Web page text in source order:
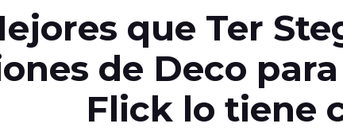
que Ter
de Deco
Flick lo tiene